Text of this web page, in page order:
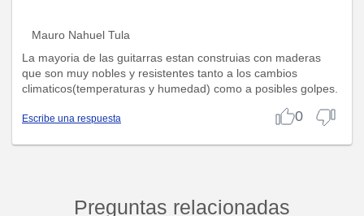
Mauro Nahuel Tula
La mayoria de las guitarras estan construias con maderas
que son muy nobles y resistentes tanto a los cambios
climaticos(temperaturas y humedad) como a posibles golpes.
Escribe una respuesta 0
Preguntas relacionadas